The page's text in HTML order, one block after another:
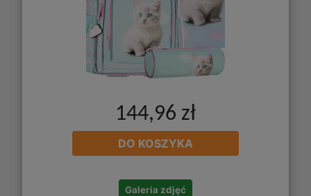
144,96 zł
DO KOSZYKA
Galeria zdjęć